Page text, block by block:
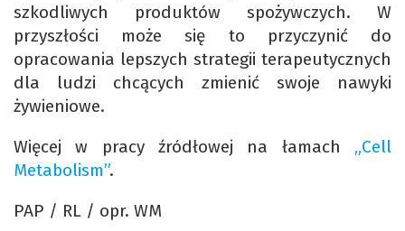
szkodliwych produktów spożywczych. W
przyszłości może się to przyczynić do
opracowania lepszych strategii terapeutycznych
dla ludzi chcących zmienić swoje nawyki
żywieniowe.
Więcej w pracy źródłowej na łamach „Cell
Metabolism”.
PAP / RL / opr. WM